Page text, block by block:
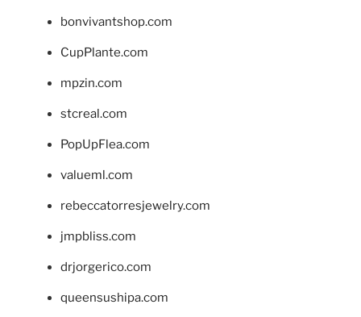
bonvivantshop.com
CupPlante.com
mpzin.com
stcreal.com
PopUpFlea.com
valueml.com
rebeccatorresjewelry.com
jmpbliss.com
drjorgerico.com
queensushipa.com